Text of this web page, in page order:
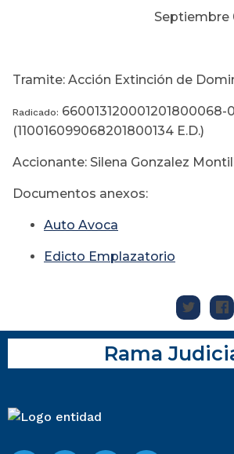
Septiembre
Tramite: Acción Extinción de
Radicado: 660013120001201800068-
(110016099068201800134 E.D.)
Accionante: Silena Gonzalez
Documentos anexos:
Auto Avoca
Edicto Emplazatorio
Rama